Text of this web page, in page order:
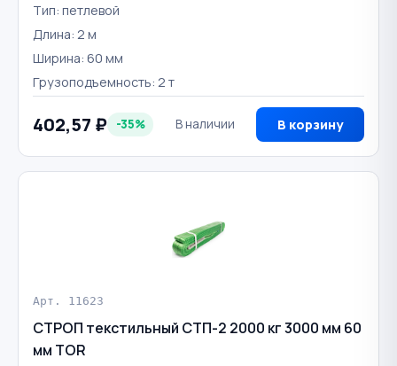
Тип: петлевой
Длина: 2 м
Ширина: 60 мм
Грузоподъемность: 2 т
402,57 ₽ -35% В наличии В корзину
Арт. 11623
СТРОП текстильный СТП-2 2000 кг 3000 мм 60
мм TOR